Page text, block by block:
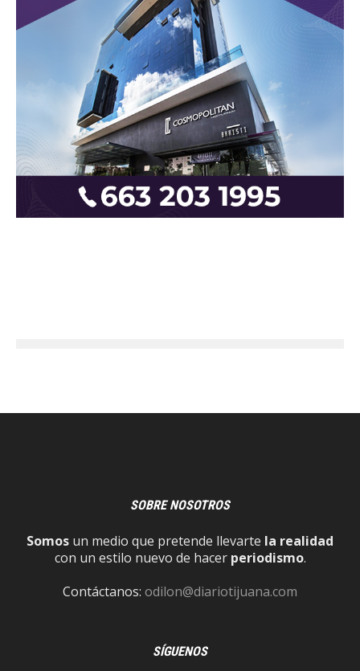
SOBRE NOSOTROS
Somos un medio que pretende llevarte la realidad
con un estilo nuevo de hacer periodismo.
Contáctanos: odilon@diariotijuana.com
SÍGUENOS